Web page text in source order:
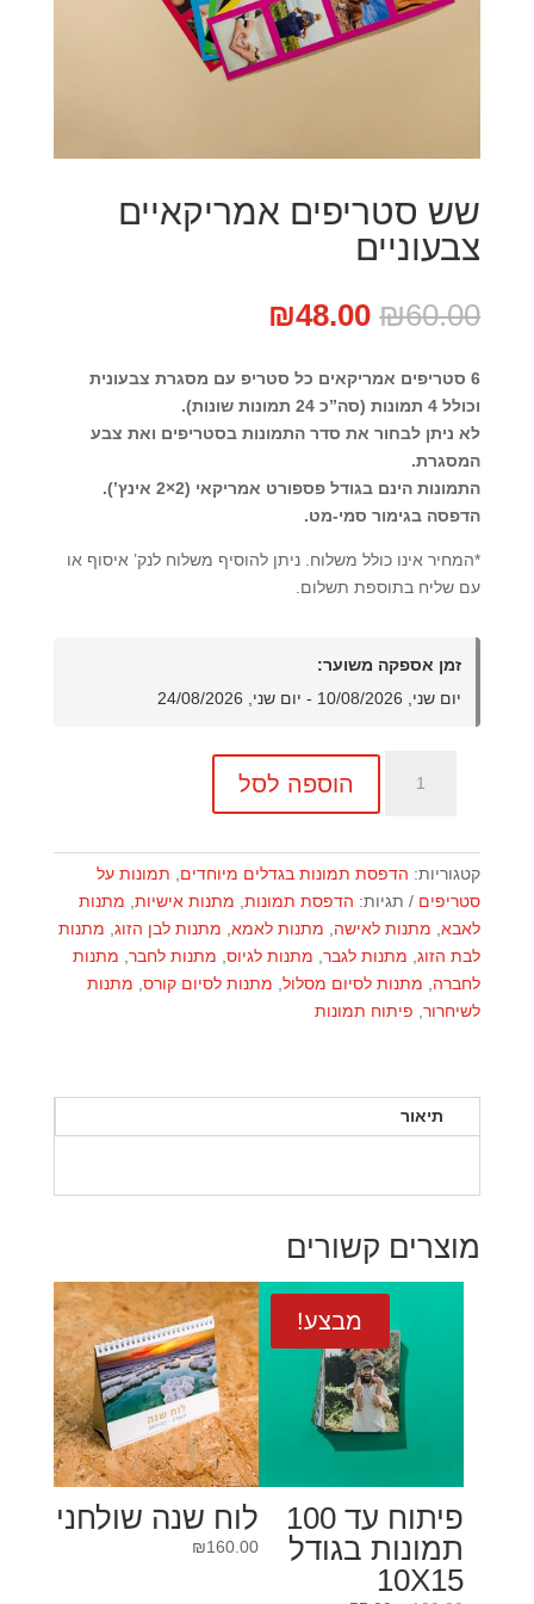
שש סטריפים אמריקאיים
צבעוניים
₪60.00 המחיר
היה:
₪60.00.
₪48.00
הוא:
₪48.00.
6 סטריפים אמריקאים כל סטריפ עם מסגרת צבעונית
וכולל 4 תמונות (סה”כ 24 תמונות שונות).
לא ניתן לבחור את סדר התמונות בסטריפים ואת צבע
המסגרת.
התמונות הינם בגודל פספורט אמריקאי (2×2 אינץ’).
הדפסה בגימור סמי-מט.
*המחיר אינו כולל משלוח. ניתן להוסיף משלוח לנק’ איסוף או
עם שליח בתוספת תשלום.
זמן אספקה משוער:
יום שני, 10/08/2026 - יום שני, 24/08/2026
אמריקאיים
צבעוניים
הוספה לסל
קטגוריות: הדפסת תמונות בגדלים מיוחדים, תמונות על
סטריפים
תגיות: הדפסת תמונות, מתנות אישיות, מתנות
לאבא, מתנות לאישה, מתנות לאמא, מתנות לבן הזוג, מתנות
לבת הזוג, מתנות לגבר, מתנות לגיוס, מתנות לחבר, מתנות
לחברה, מתנות לסיום מסלול, מתנות לסיום קורס, מתנות
לשיחרור, פיתוח תמונות
תיאור
מוצרים קשורים
מבצע!
פיתוח עד 100
תמונות בגודל
10X15
לוח שנה שולחני
₪160.00